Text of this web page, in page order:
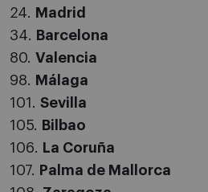
24. Madrid
34. Barcelona
80. Valencia
98. Málaga
101. Sevilla
105. Bilbao
106. La Coruña
107. Palma de Mallorca